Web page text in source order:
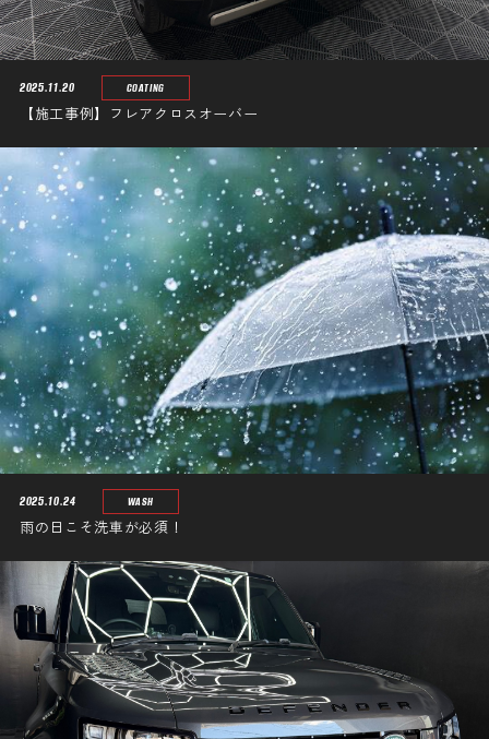
2025.11.20 COATING
【施工事例】フレアクロスオーバー
2025.10.24 WASH
雨の日こそ洗車が必須！